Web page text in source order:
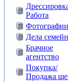
Работа
Фотографии
Дела
Брачное
агентство
Покупка/
Продажа